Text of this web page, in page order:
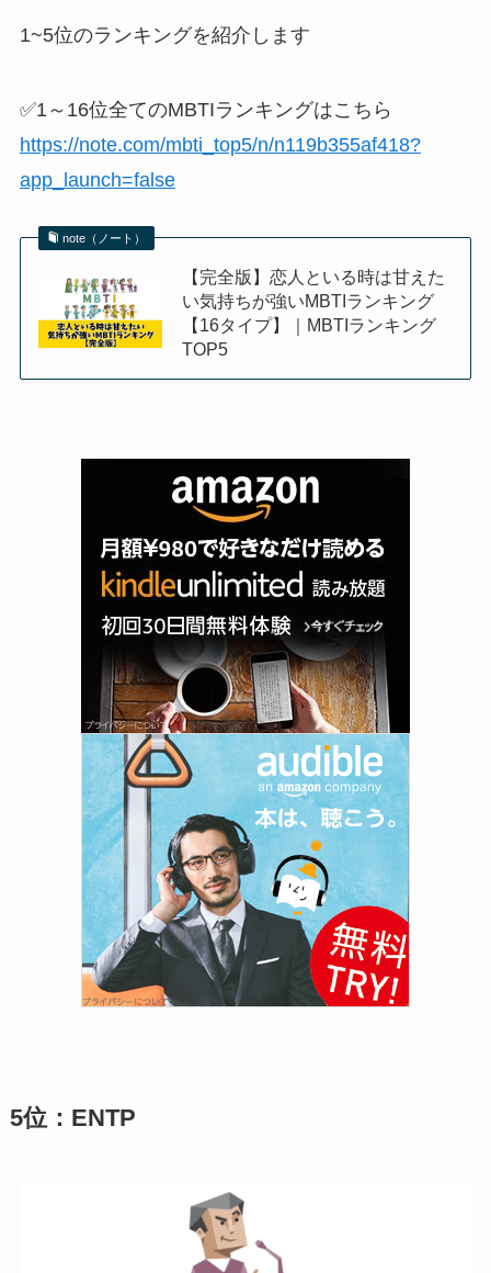
1~5位のランキングを紹介します
✅1～16位全てのMBTIランキングはこちら
https://note.com/mbti_top5/n/n119b355af418?
app_launch=false
note（ノート）
【完全版】恋人といる時は甘えた
い気持ちが強いMBTIランキング
【16タイプ】｜MBTIランキング
TOP5
5位：ENTP